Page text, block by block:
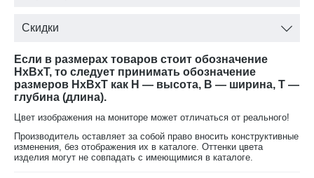
Скидки
Если в размерах товаров стоит обозначение
HxBxT, то следует принимать обозначение
размеров HxBxT как H — высота, B — ширина, T —
глубина (длина).
Цвет изображения на мониторе может отличаться от реального!
Производитель оставляет за собой право вносить конструктивные
изменения, без отображения их в каталоге. Оттенки цвета
изделия могут не совпадать с имеющимися в каталоге.